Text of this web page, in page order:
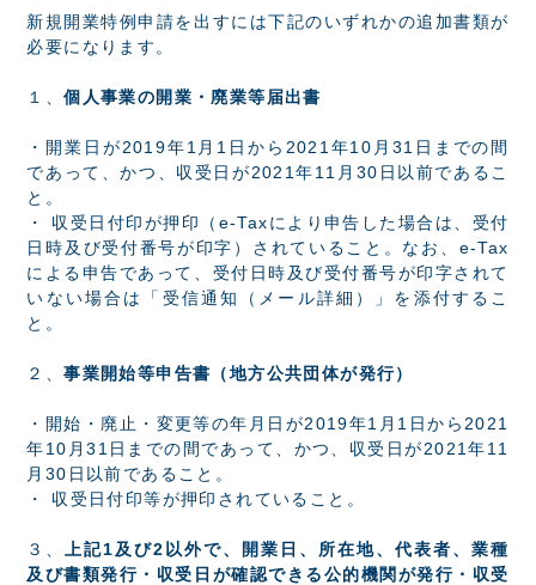
新規開業特例申請を出すには下記のいずれかの追加書類が
必要になります。
１、個人事業の開業・廃業等届出書
・開業日が2019年1月1日から2021年10月31日までの間
であって、かつ、収受日が2021年11月30日以前であるこ
と。
・ 収受日付印が押印（e-Taxにより申告した場合は、受付
日時及び受付番号が印字）されていること。なお、e-Tax
による申告であって、受付日時及び受付番号が印字されて
いない場合は「受信通知（メール詳細）」を添付するこ
と。
２、事業開始等申告書（地方公共団体が発行）
・開始・廃止・変更等の年月日が2019年1月1日から2021
年10月31日までの間であって、かつ、収受日が2021年11
月30日以前であること。
・ 収受日付印等が押印されていること。
３、
上記1及び2以外で、開業日、所在地、代表者、業種
及び書類発行・収受日が確認できる公的機関が発行・収受